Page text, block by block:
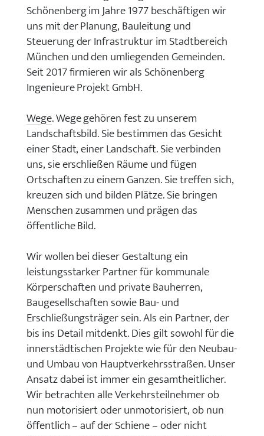
Schönenberg im Jahre 1977 beschäftigen wir
uns mit der Planung, Bauleitung und
Steuerung der Infrastruktur im Stadtbereich
München und den umliegenden Gemeinden.
Seit 2017 firmieren wir als Schönenberg
Ingenieure Projekt GmbH.
Wege. Wege gehören fest zu unserem
Landschaftsbild. Sie bestimmen das Gesicht
einer Stadt, einer Landschaft. Sie verbinden
uns, sie erschließen Räume und fügen
Ortschaften zu einem Ganzen. Sie treffen sich,
kreuzen sich und bilden Plätze. Sie bringen
Menschen zusammen und prägen das
öffentliche Bild.
Wir wollen bei dieser Gestaltung ein
leistungsstarker Partner für kommunale
Körperschaften und private Bauherren,
Baugesellschaften sowie Bau- und
Erschließungsträger sein. Als ein Partner, der
bis ins Detail mitdenkt. Dies gilt sowohl für die
innerstädtischen Projekte wie für den Neubau-
und Umbau von Hauptverkehrsstraßen. Unser
Ansatz dabei ist immer ein gesamtheitlicher.
Wir betrachten alle Verkehrsteilnehmer ob
nun motorisiert oder unmotorisiert, ob nun
öffentlich – auf der Schiene – oder nicht